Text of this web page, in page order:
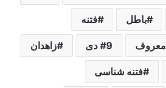
باطل فتنه
معروف 9 دی زاهدان
فتنه شناسی